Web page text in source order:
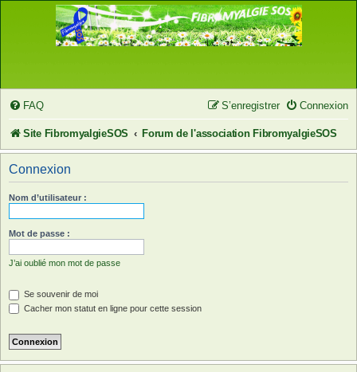
FAQ Connexion
S’enregistrer
Site FibromyalgieSOS Forum de l'association FibromyalgieSOS
Connexion
Nom d’utilisateur :
Mot de passe :
J’ai oublié mon mot de passe
Se souvenir de moi
Cacher mon statut en ligne pour cette session